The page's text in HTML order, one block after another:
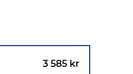
3 585 kr